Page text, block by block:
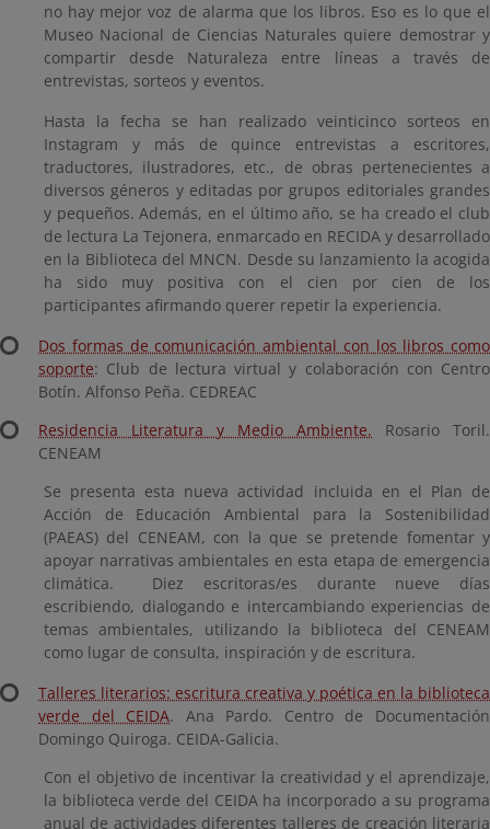
no hay mejor voz de alarma que los libros. Eso es lo que el
Museo Nacional de Ciencias Naturales quiere demostrar y
compartir desde Naturaleza entre líneas a través de
entrevistas, sorteos y eventos.
Hasta la fecha se han realizado veinticinco sorteos en
Instagram y más de quince entrevistas a escritores,
traductores, ilustradores, etc., de obras pertenecientes a
diversos géneros y editadas por grupos editoriales grandes
y pequeños. Además, en el último año, se ha creado el club
de lectura La Tejonera, enmarcado en RECIDA y desarrollado
en la Biblioteca del MNCN. Desde su lanzamiento la acogida
ha sido muy positiva con el cien por cien de los
participantes afirmando querer repetir la experiencia.
Dos formas de comunicación ambiental con los libros como
soporte: Club de lectura virtual y colaboración con Centro
Botín. Alfonso Peña. CEDREAC
Residencia Literatura y Medio Ambiente. Rosario Toril.
CENEAM
Se presenta esta nueva actividad incluida en el Plan de
Acción de Educación Ambiental para la Sostenibilidad
(PAEAS) del CENEAM, con la que se pretende fomentar y
apoyar narrativas ambientales en esta etapa de emergencia
climática. Diez escritoras/es durante nueve días
escribiendo, dialogando e intercambiando experiencias de
temas ambientales, utilizando la biblioteca del CENEAM
como lugar de consulta, inspiración y de escritura.
Talleres literarios: escritura creativa y poética en la biblioteca
verde del CEIDA. Ana Pardo. Centro de Documentación
Domingo Quiroga. CEIDA-Galicia.
Con el objetivo de incentivar la creatividad y el aprendizaje,
la biblioteca verde del CEIDA ha incorporado a su programa
anual de actividades diferentes talleres de creación literaria